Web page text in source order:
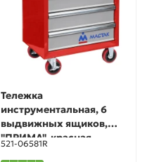
Тележка
инструментальная, 6
выдвижных ящиков,
"ПРИМА", красная
МАСТАК 521-06581R
521-06581R